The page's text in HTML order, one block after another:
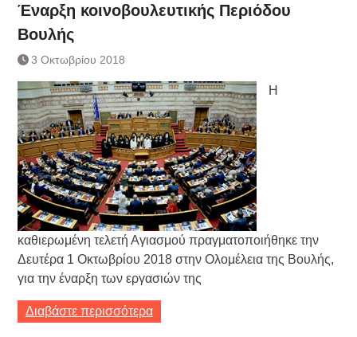
Έναρξη κοινοβουλευτικής Περιόδου
Βουλής
3 Οκτωβρίου 2018
Η
καθιερωμένη τελετή Αγιασμού πραγματοποιήθηκε την
Δευτέρα 1 Οκτωβρίου 2018 στην Ολομέλεια της Βουλής,
για την έναρξη των εργασιών της
Διαβάστε περισσότερα